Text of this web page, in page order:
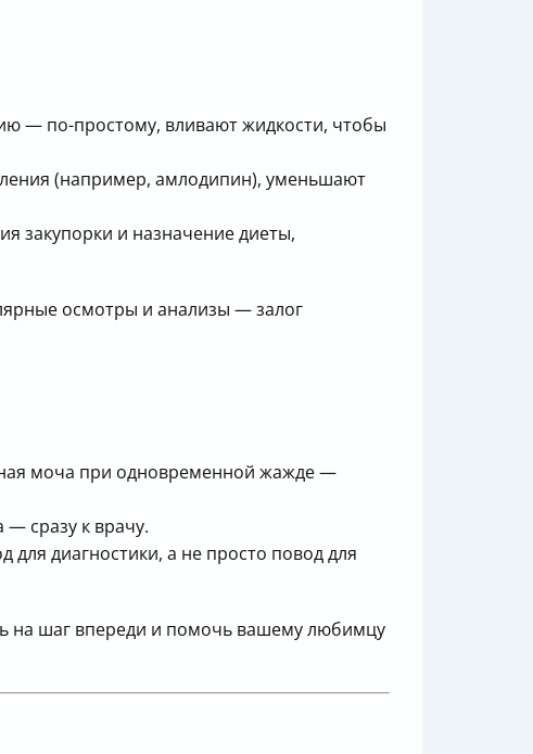
— по-простому, вливают жидкости, чтобы
(например, амлодипин), уменьшают
закупорки и назначение диеты,
осмотры и анализы — залог
моча при одновременной жажде —
— сразу к врачу.
диагностики, а не просто повод для
на шаг впереди и помочь вашему любимцу